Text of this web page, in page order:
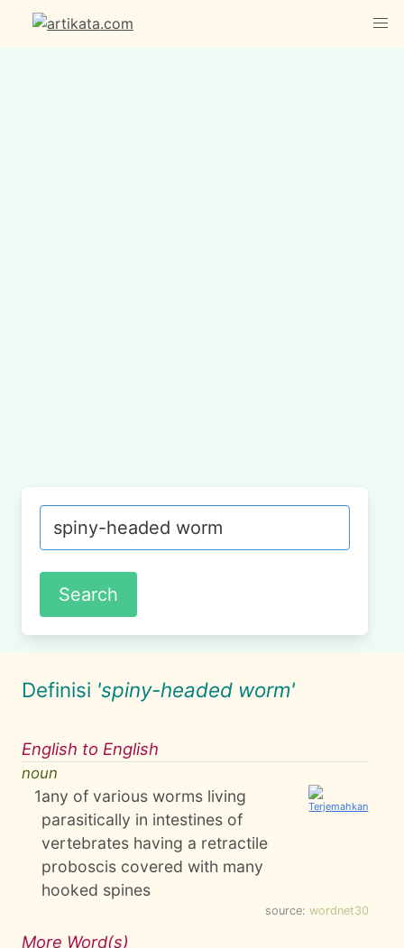
Definisi 'spiny-headed worm'
English to English
noun
1any of various worms living
parasitically in intestines of
vertebrates having a retractile
proboscis covered with many
hooked spines
source: wordnet30
More Word(s)